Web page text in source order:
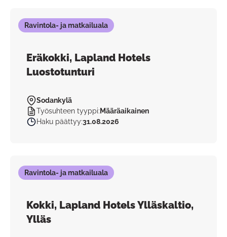
Ravintola- ja matkailuala
Eräkokki, Lapland Hotels
Luostotunturi
Sodankylä
Työsuhteen tyyppi: Määräaikainen
Haku päättyy:31.08.2026
Ravintola- ja matkailuala
Kokki, Lapland Hotels Ylläskaltio,
Ylläs